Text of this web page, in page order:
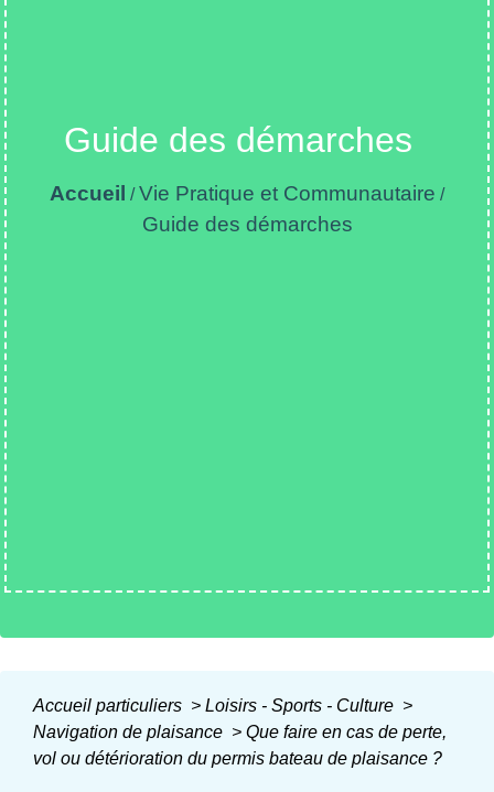
Guide des démarches
Accueil /Vie Pratique et Communautaire /
Guide des démarches
Accueil particuliers > Loisirs - Sports - Culture >
Navigation de plaisance > Que faire en cas de perte,
vol ou détérioration du permis bateau de plaisance ?